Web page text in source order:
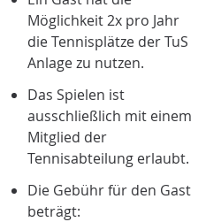
Möglichkeit 2x pro Jahr
die Tennisplätze der TuS
Anlage zu nutzen.
Das Spielen ist
ausschließlich mit einem
Mitglied der
Tennisabteilung erlaubt.
Die Gebühr für den Gast
beträgt: